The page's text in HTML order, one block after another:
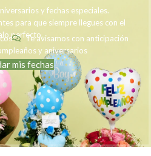
y fechas especiales.
para que siempre llegues con el
perfecto.Te avisamos con anticipación
y aniversarios
mis fechas